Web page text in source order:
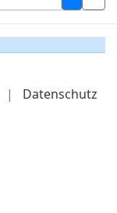
| Datenschutz